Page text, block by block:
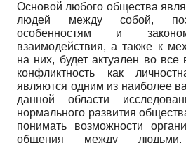
Основой любого общества
людей между собой,
особенностям и
взаимодействия, а также к
на них, будет актуален во
конфликтность как
являются одним из наиболее
данной области
нормального развития
понимать возможности
общения между